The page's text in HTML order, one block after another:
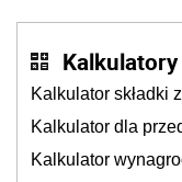
Kalkulatory
Kalkulator składki
Kalkulator dla
Kalkulator